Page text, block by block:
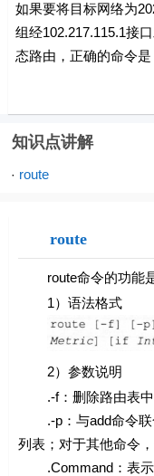
如果要将目标网络为
组经102.217.115.1接
态路由，正确的命令是
知识点讲解
· route
route
route命令的功能是
1）语法格式
2）参数说明
.-f：删除路由表中
.-p：与add命令联合
列表；对于其他命令
.Command：表示要